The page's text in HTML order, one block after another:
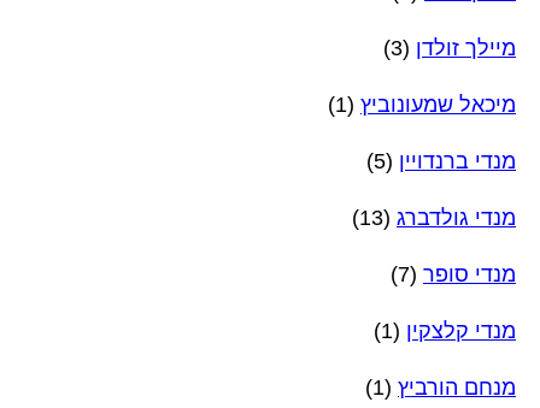
מיילך זולדן (3)
מיכאל שמעונוביץ (1)
מנדי ברנדויין (5)
מנדי גולדברג (13)
מנדי סופר (7)
מנדי קלצקין (1)
מנחם הורביץ (1)